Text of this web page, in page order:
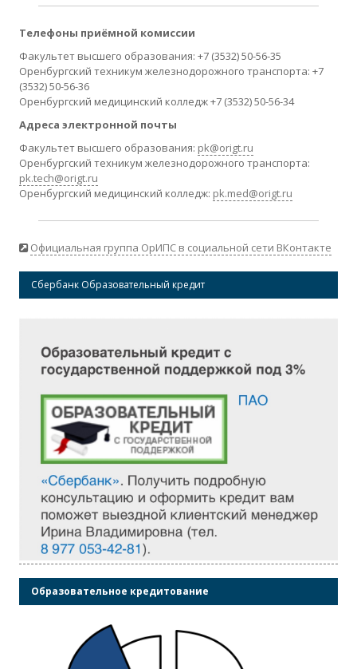
Телефоны приёмной комиссии
Факультет высшего образования: +7 (3532) 50-56-35
Оренбургский техникум железнодорожного транспорта: +7
(3532) 50-56-36
Оренбургский медицинский колледж +7 (3532) 50-56-34
Адреса электронной почты
Факультет высшего образования: pk@origt.ru
Оренбургский техникум железнодорожного транспорта:
pk.tech@origt.ru
Оренбургский медицинский колледж: pk.med@origt.ru
Официальная группа ОрИПС в социальной сети ВКонтакте
Сбербанк Образовательный кредит
Образовательное кредитование